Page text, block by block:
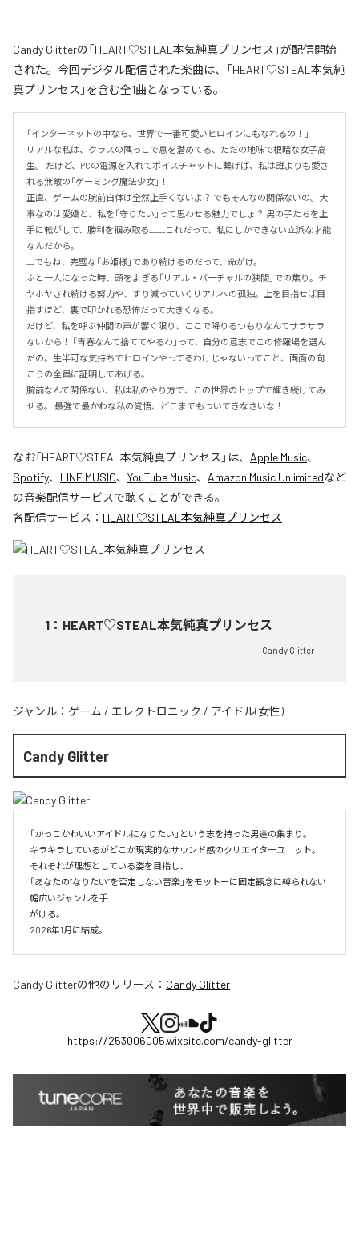
Candy Glitterの「HEART♡STEAL本気純真プリンセス」が配信開始
された。今回デジタル配信された楽曲は、「HEART♡STEAL本気純
真プリンセス」を含む全1曲となっている。
「インターネットの中なら、世界で一番可愛いヒロインにもなれるの！」
リアルな私は、クラスの隅っこで息を潜めてる、ただの地味で根暗な女子高
生。 だけど、PCの電源を入れてボイスチャットに繋げば、私は誰よりも愛さ
れる無敵の「ゲーミング魔法少女」！
正直、ゲームの腕前自体は全然上手くないよ？ でもそんなの関係ないの。大
事なのは愛嬌と、私を「守りたい」って思わせる魅力でしょ？ 男の子たちを上
手に転がして、勝利を掴み取る____これだって、私にしかできない立派な才能
なんだから。
__でもね、完璧な「お姫様」であり続けるのだって、命がけ。
ふと一人になった時、頭をよぎる「リアル・バーチャルの狭間」での焦り。チ
ヤホヤされ続ける努力や、すり減っていくリアルへの孤独。上を目指せば目
指すほど、裏で叩かれる恐怖だって大きくなる。
だけど、私を呼ぶ仲間の声が響く限り、ここで降りるつもりなんてサラサラ
ないから！ 「青春なんて捨ててやるわ」って、自分の意志でこの修羅場を選ん
だの。生半可な気持ちでヒロインやってるわけじゃないってこと、画面の向
こうの全員に証明してあげる。
腕前なんて関係ない、私は私のやり方で、この世界のトップで輝き続けてみ
せる。 最強で最かわな私の覚悟、どこまでもついてきなさいな！
なお「HEART♡STEAL本気純真プリンセス 」は、 Apple Music、
Spotify、 LINE MUSIC、 YouTube Music、 Amazon Music Unlimitedなど
の音楽配信サービスで聴くことができる。
各配信サービス： HEART♡STEAL本気純真プリンセス
1 ： HEART♡STEAL本気純真プリンセス
Candy Glitter
ジャンル： ゲーム / エレクトロニック / アイドル(女性)
Candy Glitter
「かっこかわいいアイドルになりたい」という志を持った男達の集まり。
キラキラしているがどこか現実的なサウンド感のクリエイターユニット。
それぞれが理想としている姿を目指し、
「あなたの”なりたい”を否定しない音楽」をモットーに固定観念に縛られない
幅広いジャンルを手
がける。
2026年1月に結成。
Candy Glitterの他のリリース： Candy Glitter
https://253006005.wixsite.com/candy-glitter